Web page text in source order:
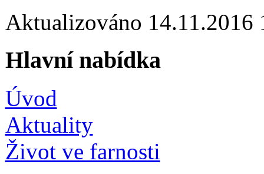
Aktualizováno 14.11.2016
Hlavní nabídka
Úvod
Aktuality
Život ve farnosti